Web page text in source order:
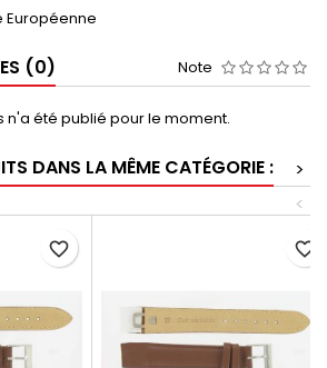
Européenne
(0) Note
n'a été publié pour le moment.
DANS LA MÊME CATÉGORIE :
>
<
favorite_border favorite_border